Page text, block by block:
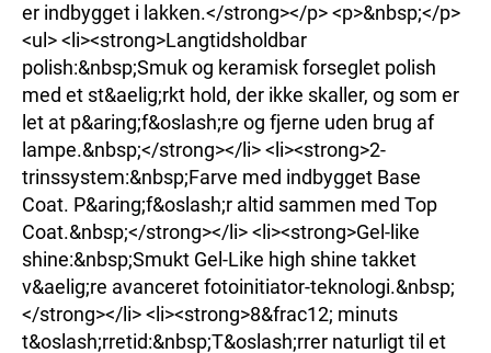
er indbygget i lakken.</strong></p> <p>&nbsp;</p>
<ul> <li><strong>Langtidsholdbar
polish:&nbsp;Smuk og keramisk forseglet polish
med et st&aelig;rkt hold, der ikke skaller, og som er
let at p&aring;f&oslash;re og fjerne uden brug af
lampe.&nbsp;</strong></li> <li><strong>2-
trinssystem:&nbsp;Farve med indbygget Base
Coat. P&aring;f&oslash;r altid sammen med Top
Coat.&nbsp;</strong></li> <li><strong>Gel-like
shine:&nbsp;Smukt Gel-Like high shine takket
v&aelig;re avanceret fotoinitiator-teknologi.&nbsp;
</strong></li> <li><strong>8&frac12; minuts
t&oslash;rretid:&nbsp;T&oslash;rrer naturligt til et